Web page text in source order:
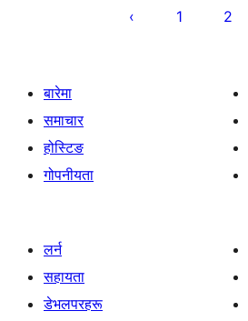
पृष्ठाङ्कन
1 2
बारेमा
समाचार
होस्टिङ
गोपनीयता
लर्न
सहायता
डेभलपरहरू